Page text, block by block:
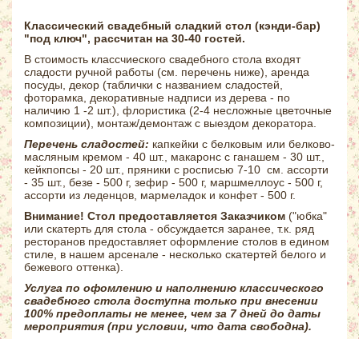
Классический свадебный сладкий стол (кэнди-бар)
"под ключ", рассчитан на 30-40 гостей.
В стоимость классчиеского свадебного стола входят
сладости ручной работы (см. перечень ниже), аренда
посуды, декор (таблички с названием сладостей,
фоторамка, декоративные надписи из дерева - по
наличию 1 -2 шт.), флористика (2-4 несложные цветочные
композиции), монтаж/демонтаж с выездом декоратора.
Перечень сладостей: капкейки с белковым или белково-
масляным кремом - 40 шт., макаронс с ганашем - 30 шт.,
кейкпопсы - 20 шт., пряники с росписью 7-10 см. ассорти
- 35 шт., безе - 500 г, зефир - 500 г, маршмеллоус - 500 г,
ассорти из леденцов, мармеладок и конфет - 500 г.
Внимание! Стол предоставляется Заказчиком ("юбка"
или скатерть для стола - обсуждается заранее, т.к. ряд
ресторанов предоставляет оформление столов в едином
стиле, в нашем арсенале - несколько скатертей белого и
бежевого оттенка).
Услуга по офомлению и наполнению классического
свадебного стола доступна только при внесении
100% предоплаты не менее, чем за 7 дней до даты
мероприятия (при условии, что дата свободна).